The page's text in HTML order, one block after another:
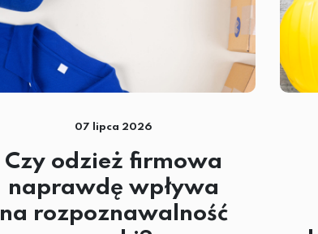
07 lipca 2026
Czy odzież firmowa
naprawdę wpływa
na rozpoznawalność